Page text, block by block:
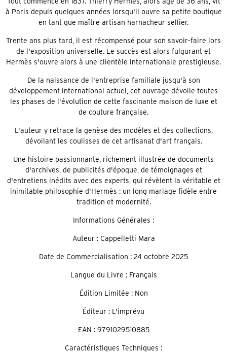
à Paris depuis quelques années lorsqu'il ouvre sa petite boutique
en tant que maître artisan harnacheur sellier.
Trente ans plus tard, il est récompensé pour son savoir-faire lors
de l'exposition universelle. Le succès est alors fulgurant et
Hermès s'ouvre alors à une clientèle internationale prestigieuse.
De la naissance de l'entreprise familiale jusqu'à son
développement international actuel, cet ouvrage dévoile toutes
les phases de l'évolution de cette fascinante maison de luxe et
de couture française.
L'auteur y retrace la genèse des modèles et des collections,
dévoilant les coulisses de cet artisanat d'art français.
Une histoire passionnante, richement illustrée de documents
d'archives, de publicités d'époque, de témoignages et
d'entretiens inédits avec des experts, qui révèlent la véritable et
inimitable philosophie d'Hermès : un long mariage fidèle entre
tradition et modernité.
Informations Générales :
Auteur : Cappelletti Mara
Date de Commercialisation : 24 octobre 2025
Langue du Livre : Français
Édition Limitée : Non
Éditeur : L'imprévu
EAN : 9791029510885
Caractéristiques Techniques :